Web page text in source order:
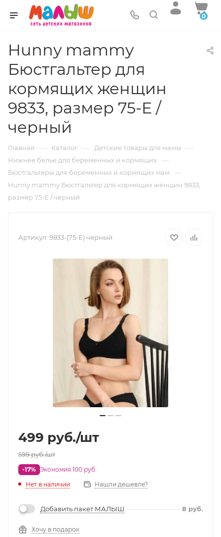
0
Hunny mammy
Бюстгальтер для
кормящих женщин
9833, размер 75-E /
черный
Главная — Каталог — Детские товары для мамы —
Нижнее белье для беременных и кормящих —
Бюстгальтеры для беременных и кормящих мам —
Hunny mammy Бюстгальтер для кормящих женщин 9833,
размер 75-E / черный
Артикул: 9833-(75-E) черный
499 руб./шт
599руб./шт
-17% Экономия 100 руб.
Нет в наличии
Нашли дешевле?
Добавить пакет МАЛЫШ 8 руб.
Хочу в подарок